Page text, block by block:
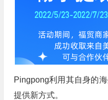
Pingpong利用其自身的
提供新方式。